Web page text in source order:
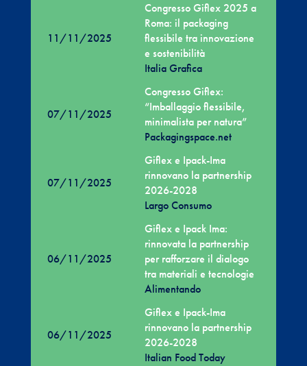
11/11/2025
Congresso Giflex 2025 a
Roma: il packaging
flessibile tra innovazione
e sostenibilità
Italia Grafica
07/11/2025
Congresso Giflex:
“Imballaggio flessibile,
minimalista per natura”
Packagingspace.net
07/11/2025
Giflex e Ipack-Ima
rinnovano la partnership
2026-2028
Largo Consumo
06/11/2025
Giflex e Ipack Ima:
rinnovata la partnership
per rafforzare il dialogo
tra materiali e tecnologie
Alimentando
06/11/2025
Giflex e Ipack-Ima
rinnovano la partnership
2026-2028
Italian Food Today